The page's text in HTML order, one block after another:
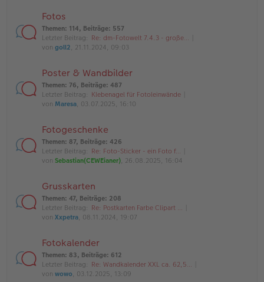
Fotos
Themen: 114, Beiträge: 557
Letzter Beitrag: Re: dm-Fotowelt 7.4.3 - große…
von goll2, 21.11.2024, 09:03
Poster & Wandbilder
Themen: 76, Beiträge: 487
Letzter Beitrag: Klebenagel für Fotoleinwände
von Maresa, 03.07.2025, 16:10
Fotogeschenke
Themen: 87, Beiträge: 426
Letzter Beitrag: Re: Foto-Sticker - ein Foto f…
von Sebastian(CEWEianer), 26.08.2025, 16:04
Grusskarten
Themen: 47, Beiträge: 208
Letzter Beitrag: Re: Postkarten Farbe Clipart …
von Xxpetra, 08.11.2024, 19:07
Fotokalender
Themen: 83, Beiträge: 612
Letzter Beitrag: Re: Wandkalender XXL ca. 62,5…
von wowo, 03.12.2025, 13:09